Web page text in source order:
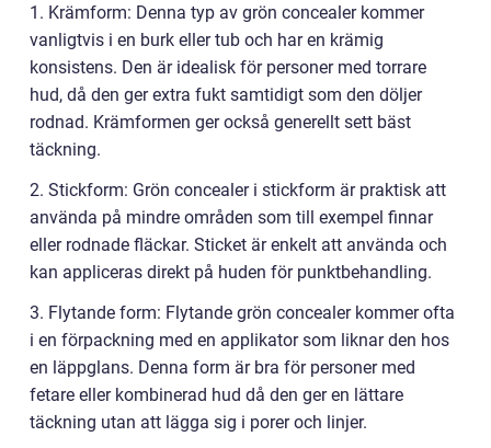
1. Krämform: Denna typ av grön concealer kommer
vanligtvis i en burk eller tub och har en krämig
konsistens. Den är idealisk för personer med torrare
hud, då den ger extra fukt samtidigt som den döljer
rodnad. Krämformen ger också generellt sett bäst
täckning.
2. Stickform: Grön concealer i stickform är praktisk att
använda på mindre områden som till exempel finnar
eller rodnade fläckar. Sticket är enkelt att använda och
kan appliceras direkt på huden för punktbehandling.
3. Flytande form: Flytande grön concealer kommer ofta
i en förpackning med en applikator som liknar den hos
en läppglans. Denna form är bra för personer med
fetare eller kombinerad hud då den ger en lättare
täckning utan att lägga sig i porer och linjer.